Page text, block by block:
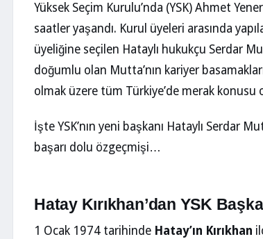
Yüksek Seçim Kurulu’nda (YSK) Ahmet
saatler yaşandı. Kurul üyeleri arasında
üyeliğine seçilen Hataylı hukukçu Serdar
doğumlu olan Mutta’nın kariyer
olmak üzere tüm Türkiye’de merak konusu
İşte YSK’nın yeni başkanı Hataylı Serdar
başarı dolu özgeçmişi…
Hatay Kırıkhan’dan YSK
1 Ocak 1974 tarihinde Hatay’ın Kırıkhan